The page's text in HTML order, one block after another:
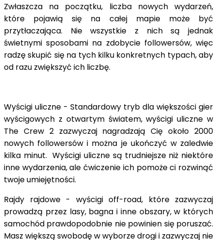
Zwłaszcza na początku, liczba nowych wydarzeń,
które pojawią się na całej mapie może być
przytłaczająca. Nie wszystkie z nich są jednak
świetnymi sposobami na zdobycie followersów, więc
radzę skupić się na tych kilku konkretnych typach, aby
od razu zwiększyć ich liczbę.
Wyścigi uliczne - Standardowy tryb dla większości gier
wyścigowych z otwartym światem, wyścigi uliczne w
The Crew 2 zazwyczaj nagradzają Cię około 2000
nowych followersów i można je ukończyć w zaledwie
kilka minut. Wyścigi uliczne są trudniejsze niż niektóre
inne wydarzenia, ale ćwiczenie ich pomoże ci rozwinąć
twoje umiejętności.
Rajdy rajdowe - wyścigi off-road, które zazwyczaj
prowadzą przez lasy, bagna i inne obszary, w których
samochód prawdopodobnie nie powinien się poruszać.
Masz większą swobodę w wyborze drogi i zazwyczaj nie